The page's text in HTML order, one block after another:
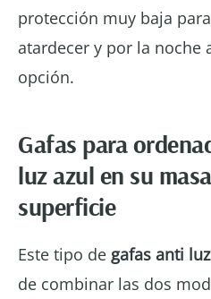
protección muy baja
atardecer y por la noche
opción.
Gafas para
luz azul en su
superficie
Este tipo de gafas anti
de combinar las dos